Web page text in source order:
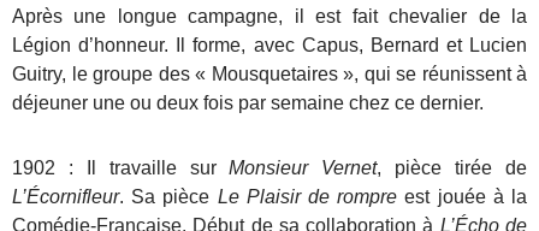
Après une longue campagne, il est fait chevalier de la
Légion d’honneur. Il forme, avec Capus, Bernard et Lucien
Guitry, le groupe des « Mousquetaires », qui se réunissent à
déjeuner une ou deux fois par semaine chez ce dernier.
1902 : Il travaille surMonsieur Vernet, pièce tirée de
L’Écornifleur. Sa pièce Le Plaisir de rompre est jouée à la
Comédie-Française. Début de sa collaboration à L’Écho de